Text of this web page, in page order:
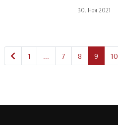
30. Ноя 2021
Предыдущая
1 ... 7 8 9 10